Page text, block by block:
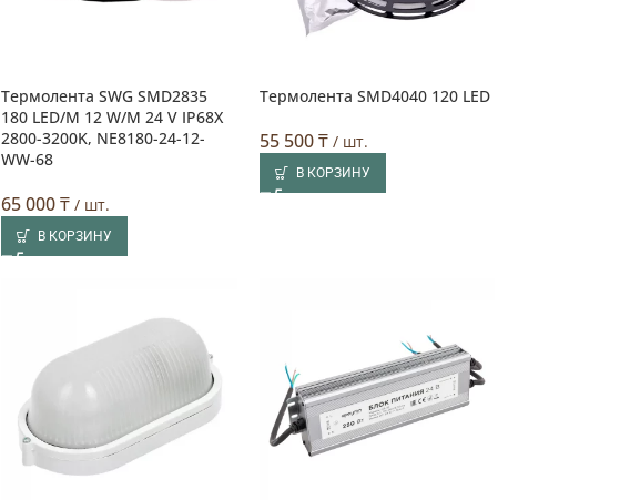
Термолента SWG SMD2835
180 LED/M 12 W/M 24 V IP68X
2800-3200K, NE8180-24-12-
WW-68
65 000₸ / шт.
В КОРЗИНУ
Термолента SMD4040 120 LED
55 500₸/ шт.
В КОРЗИНУ